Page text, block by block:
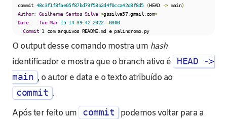
  commit
48c3f1f8fae05f87bd79f58b2d4f0cca42d8f8d5 (HEAD -> main)
Author: Guilherme Santos Silva <gssilva57.gmail com>
Date: Tue Mar 15 14:39:42 2022 -0300
Commit 1 com arquivos README. md e palindromo. py
O output desse comando mostra um hash
identificador e mostra que o branch ativo é
HEAD ->
main , o autor e data e o texto atribuído ao
commit .
Após ter feito um
commit
podemos voltar para a